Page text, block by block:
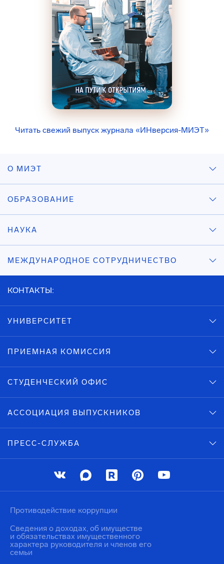
Читать свежий выпуск журнала «ИНверсия-МИЭТ»
О МИЭТ
ОБРАЗОВАНИЕ
НАУКА
МЕЖДУНАРОДНОЕ СОТРУДНИЧЕСТВО
КОНТАКТЫ:
УНИВЕРСИТЕТ
ПРИЕМНАЯ КОМИССИЯ
СТУДЕНЧЕСКИЙ ОФИС
АССОЦИАЦИЯ ВЫПУСКНИКОВ
ПРЕСС-СЛУЖБА
Противодействие коррупции
Сведения о доходах, об имуществе
и обязательствах имущественного
характера руководителя и членов его
семьи